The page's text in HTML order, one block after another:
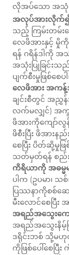
လိုအပ်သော အသုံး
အလုပ်အားလိုက်၍
သည့် ကြမ်းတမ်
လေဖိအားနှင့် မှို
ရန် ဂရိန်ဒါကို အ
အသုံးပြုခြင်းသည်
ပျက်စီးမှုဖြစ်စေ
လေဖိအား အက
ချင်းစီတွင် အညွှန်
လက်မလျှင်) အကွ
ဖိအားကိုကျော်လွ
ဖိစီးပြီး ဖိအား
စေပြီး ပိတ်ဆို့မှုဖ
သတ်မှတ်ရန် စည်း
ကိရိယာကို အဓမ္မမ
ပါက (ဥပမာ၊ သ
ပြဿနာကိုစစ်ဆေ
မီးလောင်စေပြီ
အရည်အသွေးကော
အရည်အသွေးနိမ့်ပ
ဒရိုင်းဘစ် သို့မဟုတ်
ကိုဖြစ်ပေါ်စေပ